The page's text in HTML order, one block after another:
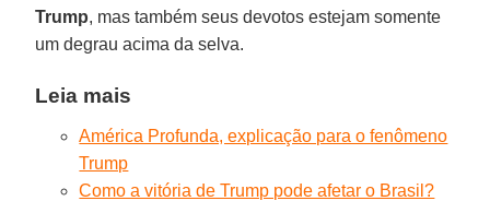
Trump, mas também seus devotos estejam somente
um degrau acima da selva.
Leia mais
América Profunda, explicação para o fenômeno
Trump
Como a vitória de Trump pode afetar o Brasil?